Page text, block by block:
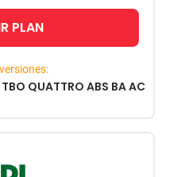
PLAN
QUATTRO ABS BA AC